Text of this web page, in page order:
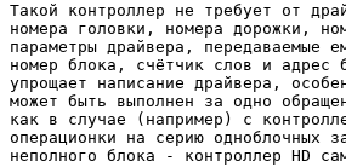
Такой контроллер не требует от
номера головки, номера дорожки,
параметры драйвера, передаваемые
номер блока, счётчик слов и адрес
упрощает написание драйвера,
может быть выполнен за одно
как в случае (например) с
операционки на серию одноблочных
неполного блока - контроллер HD